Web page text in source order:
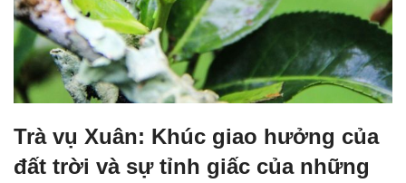
Trà vụ Xuân: Khúc giao hưởng của
đất trời và sự tỉnh giấc của những